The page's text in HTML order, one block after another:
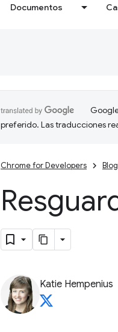
Documentos
preferido. Las traducciones
Chrome for Developers Blog
Katie Hempenius